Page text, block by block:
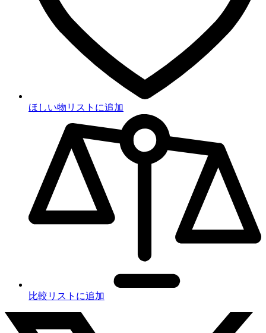
ほしい物リストに追加
比較リストに追加